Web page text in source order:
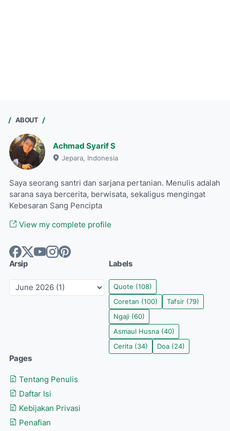
ABOUT
Achmad Syarif S
Jepara, Indonesia
Saya seorang santri dan sarjana pertanian. Menulis adalah
sarana saya bercerita, berwisata, sekaligus mengingat
Kebesaran Sang Pencipta
View my complete profile
Arsip Labels
Quote (108)
Coretan (100) Tafsir (79)
Ngaji (60)
Asmaul Husna (40)
Cerita (34) Doa (24)
Pages
Tentang Penulis
Daftar Isi
Kebijakan Privasi
Penafian